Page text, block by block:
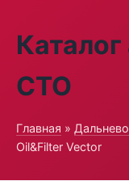
СТО
Главная »
Oil&Filter Vector